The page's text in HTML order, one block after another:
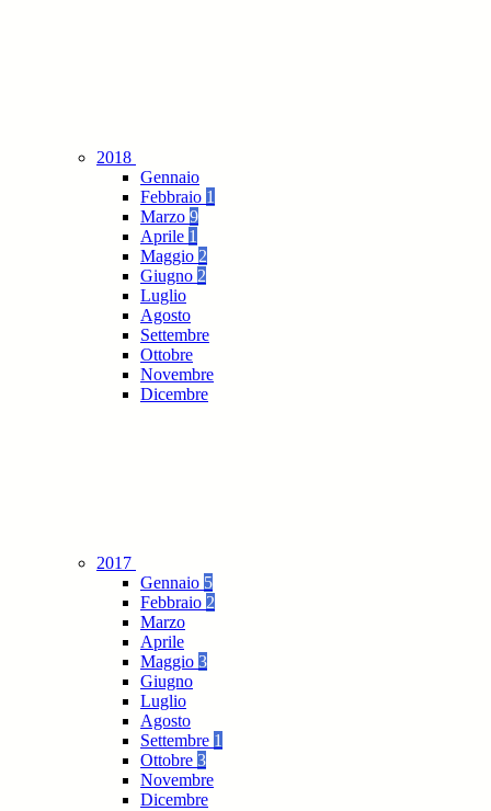
2018
Gennaio
Febbraio 1
Marzo 9
Aprile 1
Maggio 2
Giugno 2
Luglio
Agosto
Settembre
Ottobre
Novembre
Dicembre
2017
Gennaio 5
Febbraio 2
Marzo
Aprile
Maggio 3
Giugno
Luglio
Agosto
Settembre 1
Ottobre 3
Novembre
Dicembre